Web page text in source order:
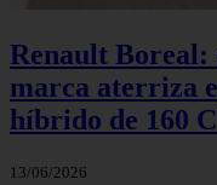
Renault Boreal:
marca aterriza
híbrido de 160
13/06/2026